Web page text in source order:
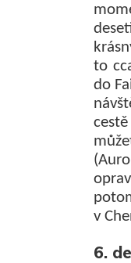
to
do
v
6.